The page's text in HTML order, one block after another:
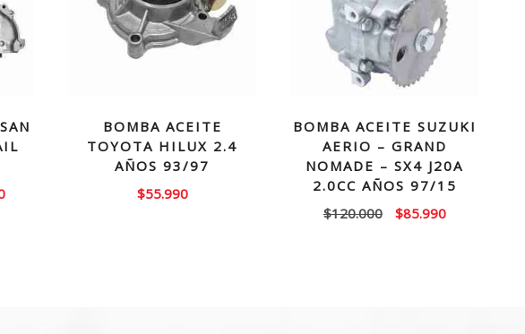
El
BOMBA ACEITE
TOYOTA HILUX 2.4
AÑOS 93/97
$55.990
BOMBA ACEITE SUZUKI
AERIO – GRAND
NOMADE – SX4 J20A
2.0CC AÑOS 97/15
$120.000
El
$85.990El